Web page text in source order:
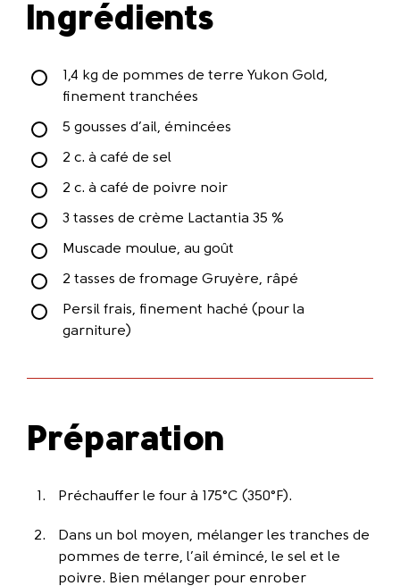
Ingrédients
1,4 kg de pommes de terre Yukon Gold,
finement tranchées
5 gousses d’ail, émincées
2 c. à café de sel
2 c. à café de poivre noir
3 tasses de crème Lactantia 35 %
Muscade moulue, au goût
2 tasses de fromage Gruyère, râpé
Persil frais, finement haché (pour la
garniture)
Préparation
Préchauffer le four à 175°C (350°F).
Dans un bol moyen, mélanger les tranches de
pommes de terre, l’ail émincé, le sel et le
poivre. Bien mélanger pour enrober